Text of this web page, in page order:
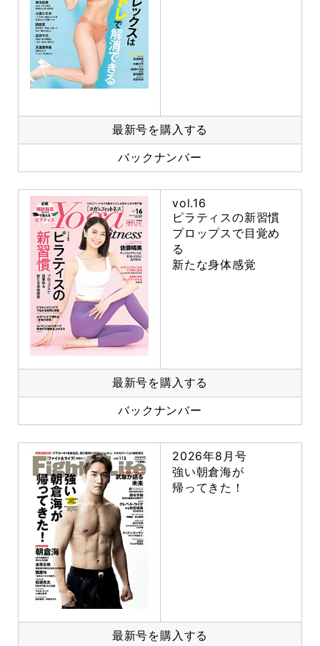
最新号を購入する
バックナンバー
vol.16
ピラティスの新習慣
プロップスで目覚め
る
新たな身体感覚
最新号を購入する
バックナンバー
2026年8月号
強い朝倉海が
帰ってきた！
最新号を購入する